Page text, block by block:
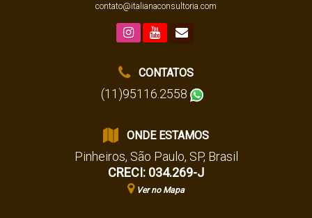
contato@italianaconsultoria.com
CONTATOS
(11)95116.2558
ONDE ESTAMOS
Pinheiros, São Paulo, SP, Brasil
CRECI: 034.269-J
Ver no Mapa